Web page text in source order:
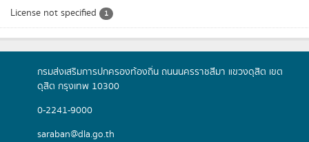
License not specified 1
กรมส่งเสริมการปกครองท้องถิ่น ถนนนครราชสีมา แขวงดุสิต เขต
ดุสิต กรุงเทพ 10300
0-2241-9000
saraban@dla.go.th